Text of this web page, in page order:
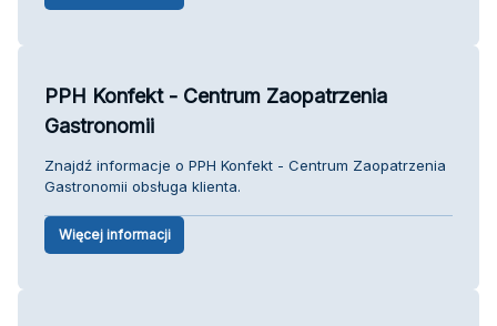
PPH Konfekt - Centrum Zaopatrzenia
Gastronomii
Znajdź informacje o PPH Konfekt - Centrum Zaopatrzenia
Gastronomii obsługa klienta.
Więcej informacji